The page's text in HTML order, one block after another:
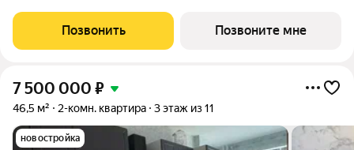
воплощает в себе современные стандарты городского жилья,
сочетая технологичность, эстетику и
Позвонить Позвоните мне
7 500 000 ₽
46,5 м² 2-комн. квартира 3 этаж из 11
новостройка